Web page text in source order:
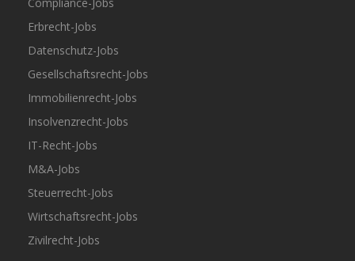
Erbrecht-Jobs
Datenschutz-Jobs
Gesellschaftsrecht-Jobs
Immobilienrecht-Jobs
Insolvenzrecht-Jobs
IT-Recht-Jobs
M&A-Jobs
Steuerrecht-Jobs
Wirtschaftsrecht-Jobs
Zivilrecht-Jobs